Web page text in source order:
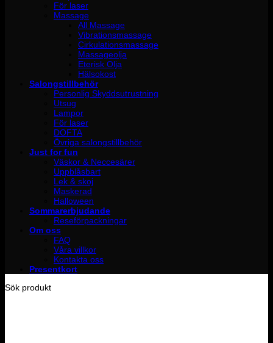
För laser
Massage
All Massage
Vibrationsmassage
Cirkulationsmassage
Massageolja
Eterisk Olja
Hälsokost
Salongstillbehör
Personlig Skyddsutrustning
Utsug
Lampor
För laser
DOFTA
Övriga salongstillbehör
Just for fun
Väskor & Neccesärer
Uppblåsbart
Lek & skoj
Maskerad
Halloween
Sommarerbjudande
Reseförpackningar
Om oss
FAQ
Våra villkor
Kontakta oss
Presentkort
Sök produkt